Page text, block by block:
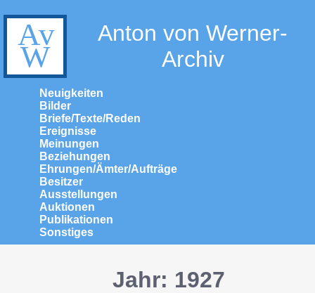
Anton von Werner-
Archiv
Neuigkeiten
Bilder
Briefe/Texte/Reden
Ereignisse
Meinungen
Beziehungen
Ehrungen/Ämter/Aufträge
Besitzer
Ausstellungen
Auktionen
Publikationen
Sonstiges
Jahr: 1927